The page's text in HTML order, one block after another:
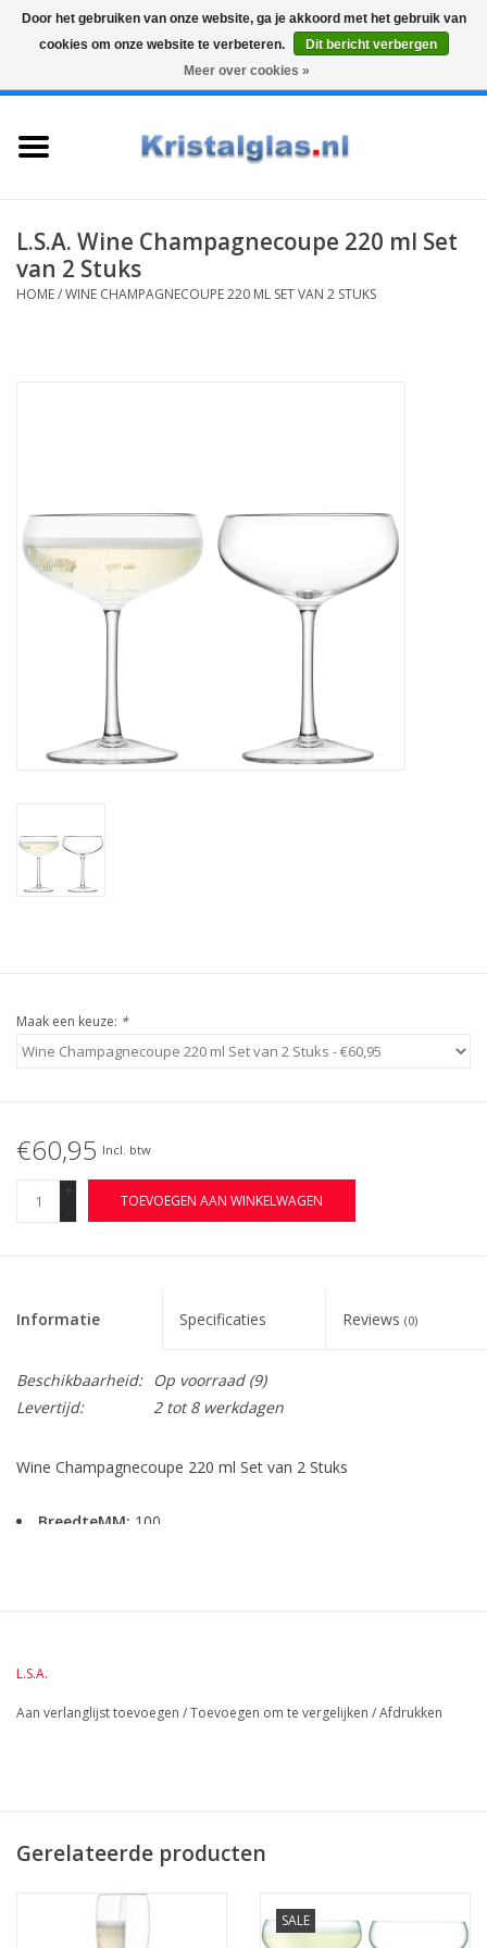
Graveren
Karaffen
Glas graveren
Bar & Wijn
L.S.A. Wine Champagnecoupe 220 ml Set
van 2 Stuks
HOME/WINE CHAMPAGNECOUPE 220 ML SET VAN 2 STUKS
Maak een keuze: *
€60,95 Incl. btw
+
-
TOEVOEGEN AAN WINKELWAGEN
Informatie Specificaties Reviews (0)
Beschikbaarheid: Op voorraad(9)
Levertijd:
2 tot 8 werkdagen
Wine Champagnecoupe 220 ml Set van 2 Stuks
BreedteMM: 100
L.S.A.
Aan verlanglijst toevoegen /Toevoegen om te vergelijken /Afdrukken
Gerelateerde producten
SALE
Door het gebruiken van onze website, ga je akkoord met het gebruik van
cookies om onze website te verbeteren.
Dit bericht verbergen
Meer over cookies »